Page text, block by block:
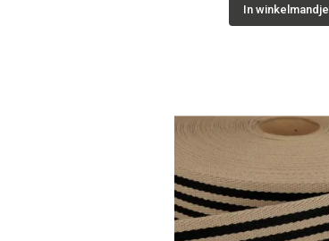
In winkelmandje